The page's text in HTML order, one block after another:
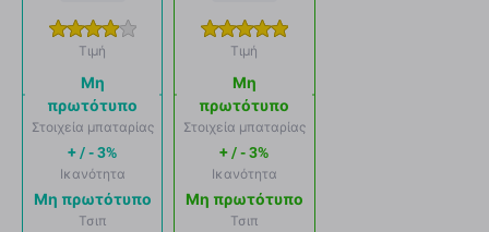
Τιμή
Μη
πρωτότυπο
Στοιχεία μπαταρίας
+ / - 3%
Ικανότητα
Μη πρωτότυπο
Τσιπ
Τιμή
Μη
πρωτότυπο
Στοιχεία μπαταρίας
+ / - 3%
Ικανότητα
Μη πρωτότυπο
Τσιπ